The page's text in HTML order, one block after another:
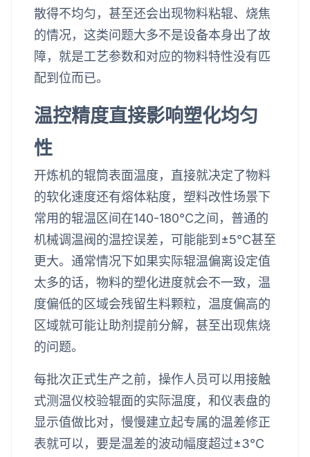
散得不均匀，甚至还会出现物料粘辊、烧焦
的情况，这类问题大多不是设备本身出了故
障，就是工艺参数和对应的物料特性没有匹
配到位而已。
温控精度直接影响塑化均匀
性
开炼机的辊筒表面温度，直接就决定了物料
的软化速度还有熔体粘度，塑料改性场景下
常用的辊温区间在140-180℃之间，普通的
机械调温阀的温控误差，可能能到±5℃甚至
更大。通常情况下如果实际辊温偏离设定值
太多的话，物料的塑化进度就会不一致，温
度偏低的区域会残留生料颗粒，温度偏高的
区域就可能让助剂提前分解，甚至出现焦烧
的问题。
每批次正式生产之前，操作人员可以用接触
式测温仪校验辊面的实际温度，和仪表盘的
显示值做比对，慢慢建立起专属的温差修正
表就可以，要是温差的波动幅度超过±3℃